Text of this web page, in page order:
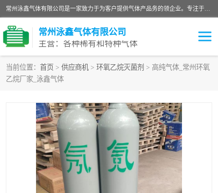
常州泳鑫气体有限公司是一家致力于为客户提供气体产品务的领企业。专注于环氧乙烷剂、环氧乙烷、高纯气体以及稀有和特种气体的研发、生产、销售和配送，产品广泛应用于医疗、电子、科研、化工、食品等多个领域。主要产品有：环氧乙烷灭菌剂，环氧乙烷，高纯氩，氮，氪，氙，氖，氘，笑，氦，氢，氧等各种稀有和特种气体。
常州泳鑫气体有限公司
主营：各种稀有和特种气体
当前位置： 首页 > 供应商机 > 环氧乙烷灭菌剂 > 高纯气体_常州环氧
乙烷厂家_泳鑫气体
高纯氦气
环氧乙烷灭菌剂 高纯氩气
高纯氮气